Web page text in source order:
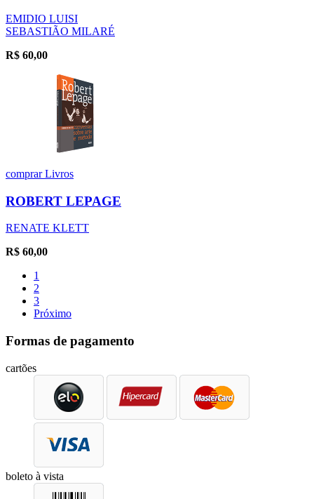
EMIDIO LUISI
SEBASTIÃO MILARÉ
R$ 60,00
comprarLivros
ROBERT LEPAGE
RENATE KLETT
R$ 60,00
1
2
3
Próximo
Formas de pagamento
cartões
boleto à vista